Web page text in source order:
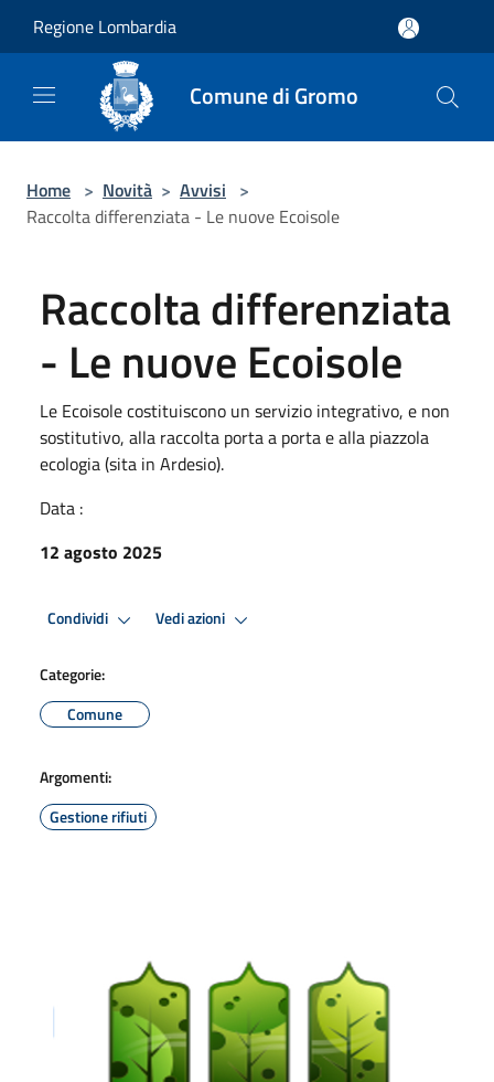
Regione Lombardia
Comune di Gromo
Home > Novità > Avvisi >
Raccolta differenziata - Le nuove Ecoisole
Raccolta differenziata
- Le nuove Ecoisole
Le Ecoisole costituiscono un servizio integrativo, e non
sostitutivo, alla raccolta porta a porta e alla piazzola
ecologia (sita in Ardesio).
Data :
12 agosto 2025
Condividi Vedi azioni
Categorie:
Comune
Argomenti:
Gestione rifiuti